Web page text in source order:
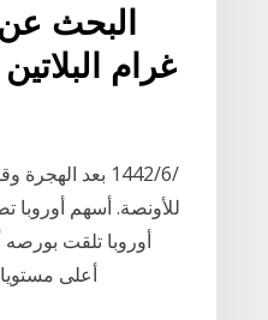
البحث
غرام
للأونصة. أسهم
أوروبا تلقت
أعلى مستوياتها